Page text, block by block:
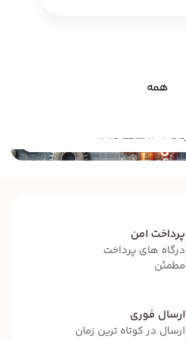
همه
پرداخت امن
درگاه های پرداخت
مطمئن
ارسال فوری
ارسال در کوتاه ترین زمان